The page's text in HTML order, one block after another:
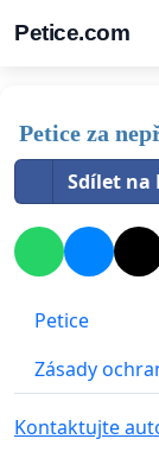
Petice.com
Petice za
Sdílet na
Petice
Zásady
Kontaktujte